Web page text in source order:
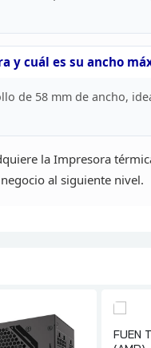
y cuál es su ancho
de 58 mm de ancho,
la Impresora
al siguiente nivel.
FUEN